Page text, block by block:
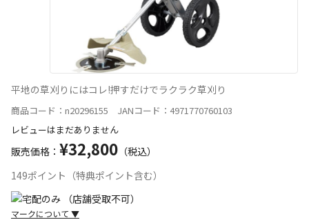
平地の草刈りにはコレ!押すだけでラクラク草刈り
商品コード：n20296155 JANコード：4971770760103
レビューはまだありません
販売価格： ¥32,800 （税込）
149ポイント（特典ポイント含む）
マークについて ▼